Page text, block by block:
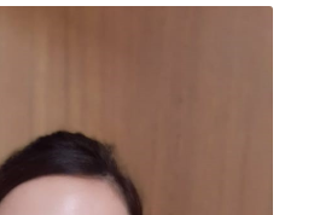
Legislação